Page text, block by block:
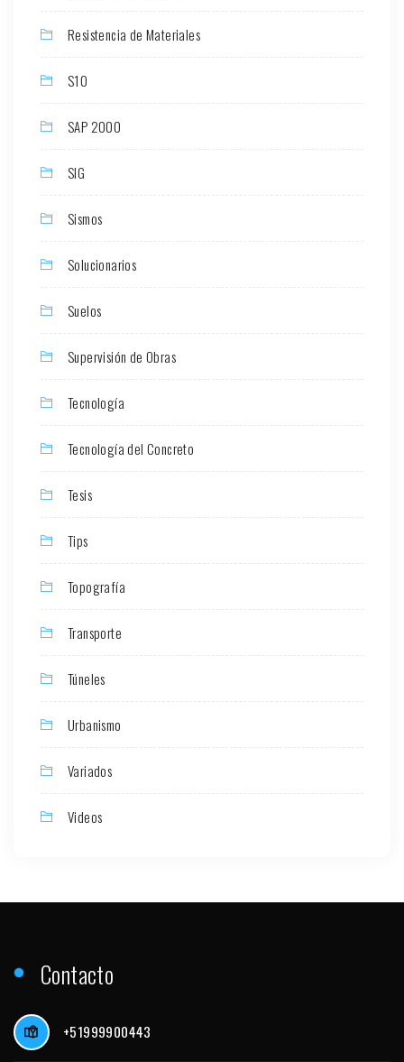
Resistencia de Materiales
S10
SAP 2000
SIG
Sismos
Solucionarios
Suelos
Supervisión de Obras
Tecnología
Tecnología del Concreto
Tesis
Tips
Topografía
Transporte
Túneles
Urbanismo
Variados
Videos
Contacto
+51999900443